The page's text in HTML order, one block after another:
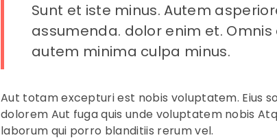
Sunt et iste minus. Autem
assumenda. dolor enim et.
autem minima culpa minus.
Aut totam excepturi est nobis voluptatem. Eius
dolorem Aut fuga quis unde voluptatem nobis
laborum qui porro blanditiis rerum vel.